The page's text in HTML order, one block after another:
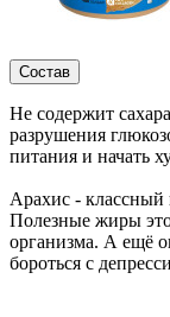
Состав
Не содержит
разрушения
питания и начать
Арахис - классный
Полезные жиры
организма. А ещё
бороться с